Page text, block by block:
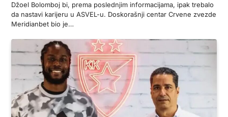
Džoel Bolomboj bi, prema poslednjim informacijama, ipak trebalo
da nastavi karijeru u ASVEL-u. Doskorašnji centar Crvene zvezde
Meridianbet bio je…